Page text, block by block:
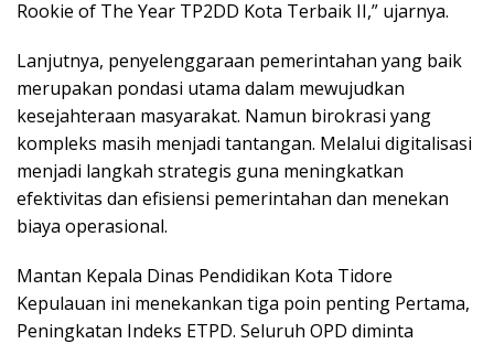
Rookie of The Year TP2DD Kota Terbaik II,” ujarnya.
Lanjutnya, penyelenggaraan pemerintahan yang baik
merupakan pondasi utama dalam mewujudkan
kesejahteraan masyarakat. Namun birokrasi yang
kompleks masih menjadi tantangan. Melalui digitalisasi
menjadi langkah strategis guna meningkatkan
efektivitas dan efisiensi pemerintahan dan menekan
biaya operasional.
Mantan Kepala Dinas Pendidikan Kota Tidore
Kepulauan ini menekankan tiga poin penting Pertama,
Peningkatan Indeks ETPD. Seluruh OPD diminta